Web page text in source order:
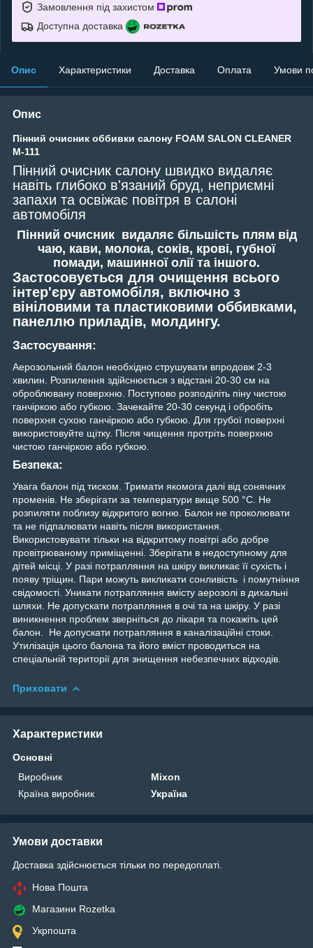
Замовлення під захистом
Доступна доставка
Опис Характеристики Доставка Оплата Умови
Опис
Пінний очисник оббивки салону FOAM SALON CLEANER
M-111
Пінний очисник салону швидко видаляє
навіть глибоко в'язаний бруд, неприємні
запахи та освіжає повітря в салоні
автомобіля
Пінний очисник видаляє більшість плям від
чаю, кави, молока, соків, крові, губної
помади, машинної олії та іншого.
Застосовується для очищення всього
інтер'єру автомобіля, включно з
вініловими та пластиковими оббивками,
панеллю приладів, молдингу.
Застосування:
Аерозольний балон необхідно струшувати впродовж 2-3
хвилин. Розпилення здійснюється з відстані 20-30 см на
оброблювану поверхню. Поступово розподіліть піну чистою
ганчіркою або губкою. Зачекайте 20-30 секунд і обробіть
поверхня сухою ганчіркою або губкою. Для грубої поверхні
використовуйте щітку. Після чищення протріть поверхню
чистою ганчіркою або губкою.
Безпека:
Увага балон під тиском. Тримати якомога далі від сонячних
променів. Не зберігати за температури вище 500 °C. Не
розпиляти поблизу відкритого вогню. Балон не проколювати
та не підпалювати навіть після використання.
Використовувати тільки на відкритому повітрі або добре
провітрюваному приміщенні. Зберігати в недоступному для
дітей місці. У разі потрапляння на шкіру викликає її сухість і
появу тріщин. Пари можуть викликати сонливість і помутніння
свідомості. Уникати потрапляння вмісту аерозолі в дихальні
шляхи. Не допускати потрапляння в очі та на шкіру. У разі
виникнення проблем зверніться до лікаря та покажіть цей
балон. Не допускати потрапляння в каналізаційні стоки.
Утилізація цього балона та його вміст проводиться на
спеціальній території для знищення небезпечних відходів.
Приховати
Характеристики
Основні
Виробник
Mixon
Країна виробник
Україна
Умови доставки
Доставка здійснюється тільки по передоплаті.
Нова Пошта
Магазини Rozetka
Укрпошта